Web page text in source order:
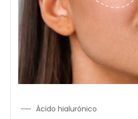
Ácido hialurónico